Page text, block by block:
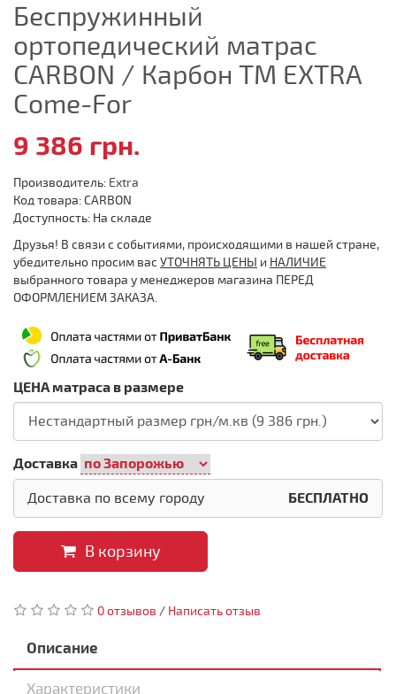
Беспружинный
ортопедический матрас
CARBON / Карбон ТМ EXTRA
Come-For
9 386 грн.
Производитель: Extra
Код товара: CARBON
Доступность: На складе
Друзья! В связи с событиями, происходящими в нашей стране,
убедительно просим васУТОЧНЯТЬ ЦЕНЫ и НАЛИЧИЕ
выбранного товара у менеджеров магазина ПЕРЕД
ОФОРМЛЕНИЕМ ЗАКАЗА.
ЦЕНА матраса в размере
Доставка
Доставка по всему городу
БЕСПЛАТНО
В корзину
0 отзывов / Написать отзыв
Описание
Характеристики